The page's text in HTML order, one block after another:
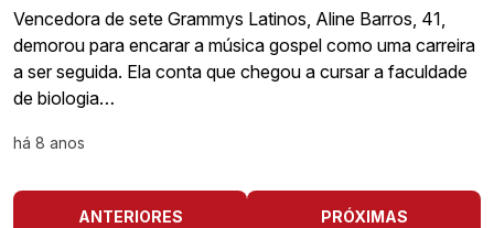
Vencedora de sete Grammys Latinos, Aline Barros, 41,
demorou para encarar a música gospel como uma carreira
a ser seguida. Ela conta que chegou a cursar a faculdade
de biologia…
há 8 anos
ANTERIORES PRÓXIMAS